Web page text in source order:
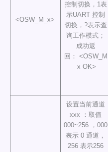
<OSW_M_x>
控制切换，1表
示UART 控制
切换，?表示查
询工作模式；
成功返
回： <OSW_M
x OK>
设置当前通道
xxx ：取值
000~256 ，000
表示 0 通道，
256 表示256